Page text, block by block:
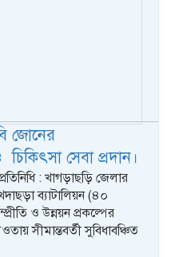
জোনের
সেবা প্রদান।
: খাগড়াছড়ি জেলার
ব্যাটালিয়ন (৪০
ও উন্নয়ন প্রকল্পের
সীমান্তবর্তী সুবিধাবঞ্চিত